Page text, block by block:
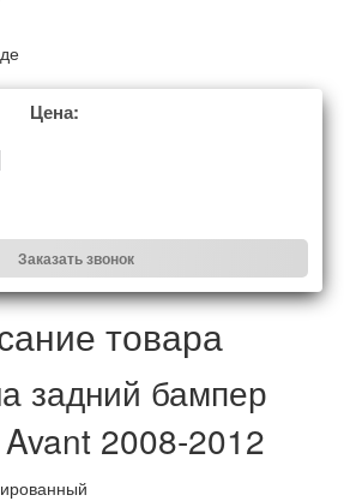
Цена:
Заказать звонок
товара
задний бампер
2008-2012